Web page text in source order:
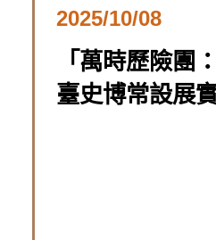
2025/10/08
「萬時歷險團
臺史博常設展